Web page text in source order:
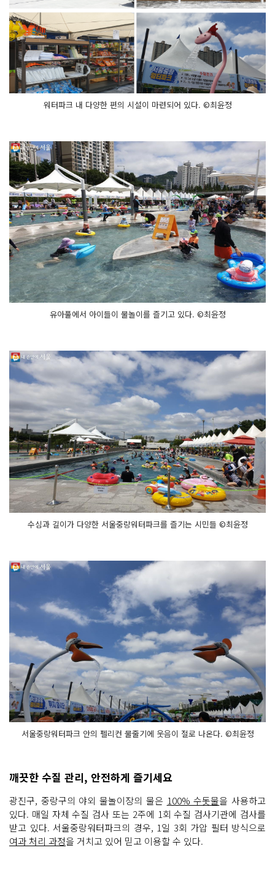
워터파크 내 다양한 편의 시설이 마련되어 있다. ©최윤정
유아풀에서 아이들이 물놀이를 즐기고 있다. ©최윤정
수심과 길이가 다양한 서울중랑워터파크를 즐기는 시민들 ©최윤정
서울중랑워터파크 안의 펠리컨 물줄기에 웃음이 절로 나온다. ©최윤정
깨끗한 수질 관리, 안전하게 즐기세요
광진구, 중랑구의 야외 물놀이장의 물은 100% 수돗물을 사용하고
있다. 매일 자체 수질 검사 또는 2주에 1회 수질 검사기관에 검사를
받고 있다. 서울중랑워터파크의 경우, 1일 3회 가압 필터 방식으로
여과 처리 과정을 거치고 있어 믿고 이용할 수 있다.